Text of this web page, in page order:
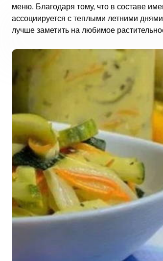
меню. Благодаря тому, что в составе
ассоциируется с теплыми летними
лучше заметить на любимое